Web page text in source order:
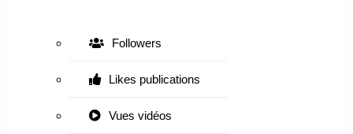
Followers
Likes publications
Vues vidéos